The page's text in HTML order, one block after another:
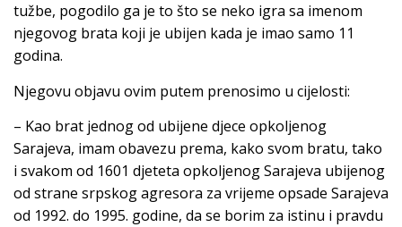
tužbe, pogodilo ga je to što se neko igra sa imenom
njegovog brata koji je ubijen kada je imao samo 11
godina.
Njegovu objavu ovim putem prenosimo u cijelosti:
– Kao brat jednog od ubijene djece opkoljenog
Sarajeva, imam obavezu prema, kako svom bratu, tako
i svakom od 1601 djeteta opkoljenog Sarajeva ubijenog
od strane srpskog agresora za vrijeme opsade Sarajeva
od 1992. do 1995. godine, da se borim za istinu i pravdu